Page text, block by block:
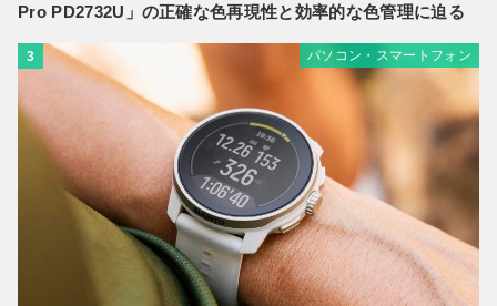
Pro PD2732U」の正確な色再現性と効率的な色管理に迫る
3 パソコン・スマートフォン